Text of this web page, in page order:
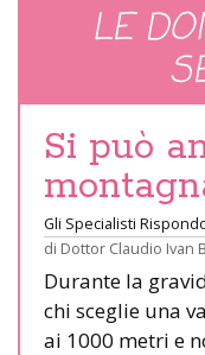
LE
Si può
Gli Specialisti
di Dottor Claudio Ivan
Durante la
chi sceglie una
ai 1000 metri e